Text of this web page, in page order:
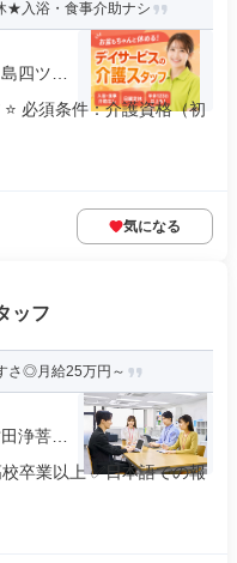
★入浴・食事介助ナシ
四ツ谷
必須条件：介護資格（初
気になる
ッフ
さ◎月給25万円～
浄菩提
卒業以上 ✅日本語での報